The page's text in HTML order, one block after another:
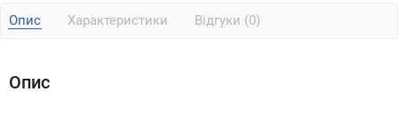
Опис Характеристики Відгуки (0)
Опис